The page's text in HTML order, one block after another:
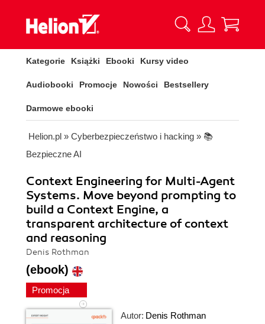
Kategorie Książki Ebooki Kursy video
Audiobooki Promocje Nowości Bestsellery
Darmowe ebooki
Helion.pl » Cyberbezpieczeństwo i hacking » 📚
Bezpieczne AI
Context Engineering for Multi-Agent
Systems. Move beyond prompting to
build a Context Engine, a
transparent architecture of context
and reasoning
Denis Rothman
(ebook)
Promocja
Autor: Denis Rothman